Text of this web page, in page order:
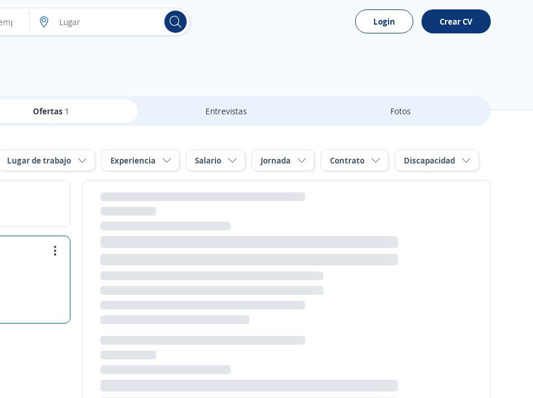
Login Crear CV
Ofertas 1 Entrevistas Fotos
Lugar de trabajo Experiencia Salario Jornada Contrato Discapacidad